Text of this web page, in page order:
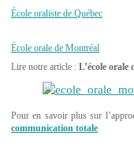
École oraliste de Québec
École orale de Montréal
Lire notre article : L’école
Pour en savoir plus sur
communication totale